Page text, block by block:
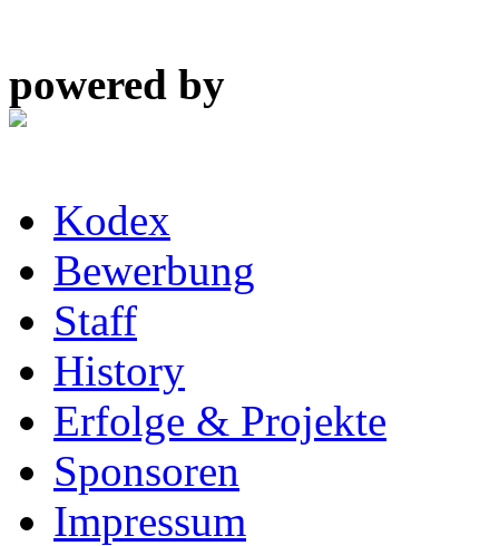
powered by
Kodex
Bewerbung
Staff
History
Erfolge & Projekte
Sponsoren
Impressum